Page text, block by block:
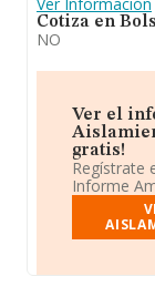
Cotiza en
NO
Ver el
gratis!
Regístrate
Informe